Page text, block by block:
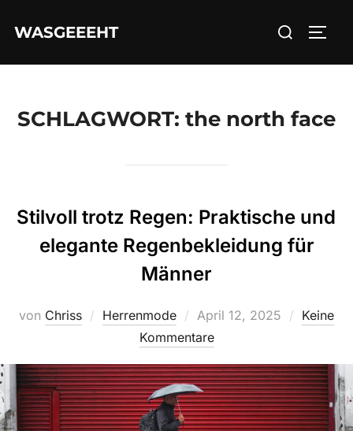
InhaltWASGEEEHT
Suchen
SCHLAGWORT: the north face
Stilvoll trotz Regen: Praktische und
elegante Regenbekleidung für
Männer
von Chriss Herrenmode
Veröffentlicht
am
April 12, 2025
Keine
Kommentare